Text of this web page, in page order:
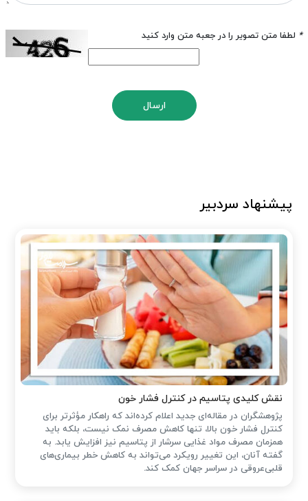
* لطفا متن تصویر را در جعبه متن وارد کنید
ارسال
پیشنهاد سردبیر
نقش کلیدی پتاسیم در کنترل فشار خون
پژوهشگران در مقاله‌ای جدید اعلام کرده‌اند که راهکار مؤثرتر برای
کنترل فشار خون بالا، تنها کاهش مصرف نمک نیست، بلکه باید
همزمان مصرف مواد غذایی سرشار از پتاسیم نیز افزایش یابد. به
گفته آنان، این تغییر رویکرد می‌تواند به کاهش خطر بیماری‌های
قلبی‌عروقی در سراسر جهان کمک کند.